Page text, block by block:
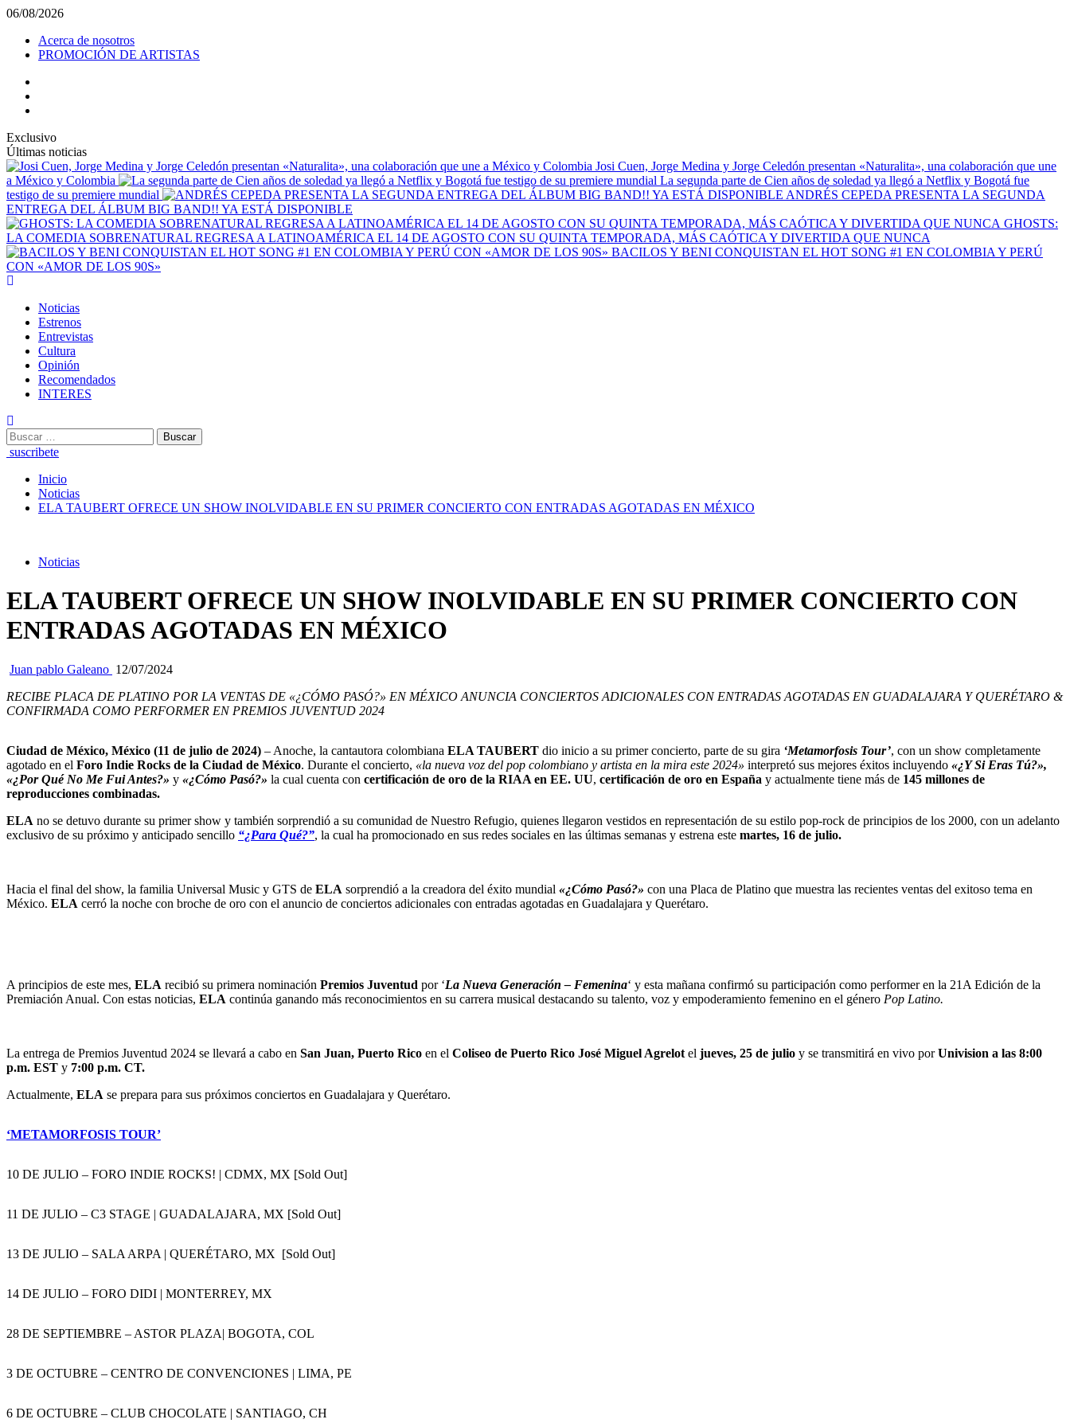
Saltar
contenido
06/08/2026
Acerca de nosotros
PROMOCIÓN DE ARTISTAS
Exclusivo
Últimas noticias
Josi Cuen, Jorge Medina y Jorge Celedón presentan «Naturalita», una colaboración que une
a México y Colombia
La segunda parte de Cien años de soledad ya llegó a Netflix y Bogotá fue
testigo de su premiere mundial
ANDRÉS CEPEDA PRESENTA LA SEGUNDA
ENTREGA DEL ÁLBUM BIG BAND!! YA ESTÁ DISPONIBLE
GHOSTS:
LA COMEDIA SOBRENATURAL REGRESA A LATINOAMÉRICA EL 14 DE AGOSTO CON SU QUINTA TEMPORADA, MÁS CAÓTICA Y DIVERTIDA QUE NUNCA
BACILOS Y BENI CONQUISTAN EL HOT SONG #1 EN COLOMBIA Y PERÚ
CON «AMOR DE LOS 90S»
Noticias
Estrenos
Entrevistas
Cultura
Opinión
Recomendados
INTERES
Buscar:
suscribete
Inicio
Noticias
ELA TAUBERT OFRECE UN SHOW INOLVIDABLE EN SU PRIMER CONCIERTO CON ENTRADAS AGOTADAS EN MÉXICO
Noticias
ELA TAUBERT OFRECE UN SHOW INOLVIDABLE EN SU PRIMER CONCIERTO CON
ENTRADAS AGOTADAS EN MÉXICO
Juan pablo Galeano 12/07/2024
RECIBE PLACA DE PLATINO POR LA VENTAS DE «¿CÓMO PASÓ?» EN MÉXICO ANUNCIA CONCIERTOS ADICIONALES CON ENTRADAS AGOTADAS EN GUADALAJARA Y QUERÉTARO &
CONFIRMADA COMO PERFORMER EN PREMIOS JUVENTUD 2024
Ciudad de México, México (11 de julio de 2024) – Anoche, la cantautora colombiana ELA TAUBERT dio inicio a su primer concierto, parte de su gira ‘Metamorfosis Tour’, con un show completamente
agotado en el Foro Indie Rocks de la Ciudad de México. Durante el concierto, «la nueva voz del pop colombiano y artista en la mira este 2024» interpretó sus mejores éxitos incluyendo «¿Y Si Eras Tú?»,
«¿Por Qué No Me Fui Antes?» y «¿Cómo Pasó?» la cual cuenta con certificación de oro de la RIAA en EE. UU, certificación de oro en España y actualmente tiene más de 145 millones de
reproducciones combinadas.
ELA no se detuvo durante su primer show y también sorprendió a su comunidad de Nuestro Refugio, quienes llegaron vestidos en representación de su estilo pop-rock de principios de los 2000, con un adelanto
exclusivo de su próximo y anticipado sencillo “¿Para Qué?”, la cual ha promocionado en sus redes sociales en las últimas semanas y estrena este martes, 16 de julio.
Hacia el final del show, la familia Universal Music y GTS de ELA sorprendió a la creadora del éxito mundial «¿Cómo Pasó?» con una Placa de Platino que muestra las recientes ventas del exitoso tema en
México. ELA cerró la noche con broche de oro con el anuncio de conciertos adicionales con entradas agotadas en Guadalajara y Querétaro.
A principios de este mes, ELA recibió su primera nominación Premios Juventud por ‘La Nueva Generación – Femenina‘ y esta mañana confirmó su participación como performer en la 21A Edición de la
Premiación Anual. Con estas noticias, ELA continúa ganando más reconocimientos en su carrera musical destacando su talento, voz y empoderamiento femenino en el género Pop Latino.
La entrega de Premios Juventud 2024 se llevará a cabo en San Juan, Puerto Rico en el Coliseo de Puerto Rico José Miguel Agrelot el jueves, 25 de julio y se transmitirá en vivo porUnivision a las 8:00
p.m. EST y 7:00 p.m. CT.
Actualmente, ELA se prepara para sus próximos conciertos en Guadalajara y Querétaro.
‘METAMORFOSIS TOUR’
10 DE JULIO – FORO INDIE ROCKS! | CDMX, MX [Sold Out]
11 DE JULIO – C3 STAGE | GUADALAJARA, MX [Sold Out]
13 DE JULIO – SALA ARPA | QUERÉTARO, MX [Sold Out]
14 DE JULIO – FORO DIDI | MONTERREY, MX
28 DE SEPTIEMBRE – ASTOR PLAZA| BOGOTA, COL
3 DE OCTUBRE – CENTRO DE CONVENCIONES | LIMA, PE
6 DE OCTUBRE – CLUB CHOCOLATE | SANTIAGO, CH